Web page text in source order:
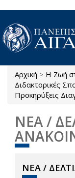
Παράκαμψη προς το
Είστε εδώ
Αρχική > Η Ζωή
Διδακτορικές
Προκηρύξεις
ΝΕΑ /
ΝΕΑ /